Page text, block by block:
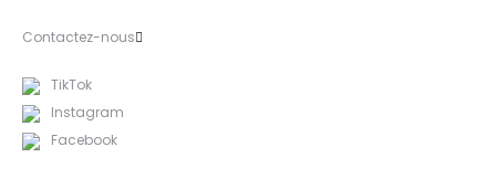
Contactez-nous
TikTok
Instagram
Facebook